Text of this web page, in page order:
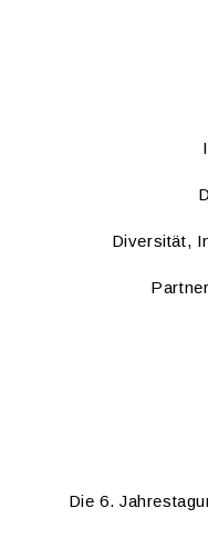
Di­ver­si­tät,
Die 6.